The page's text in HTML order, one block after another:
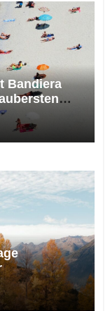
Bandiera